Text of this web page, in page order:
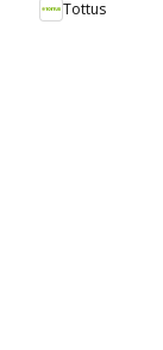
Tottus